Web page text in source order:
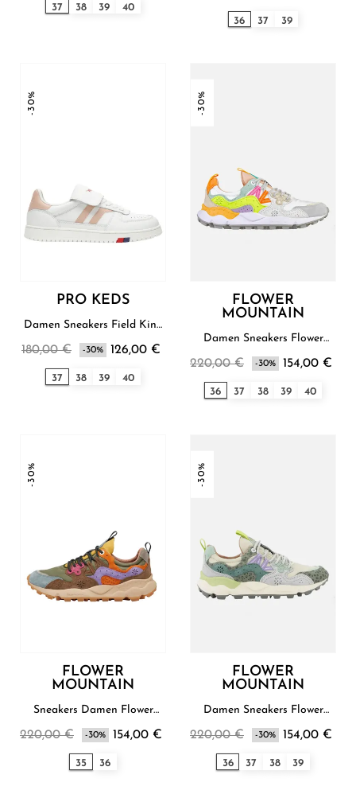
37 38 39 40
36 37 39
-30%
PRO KEDS
Damen Sneakers Field King
180,00 € -30% 126,00 €
37 38 39 40
-30%
FLOWER
MOUNTAIN
Damen Sneakers Flower
220,00 € -30% 154,00 €
36 37 38 39 40
-30%
FLOWER
MOUNTAIN
Sneakers Damen Flower
220,00 € -30% 154,00 €
35 36
-30%
FLOWER
MOUNTAIN
Damen Sneakers Flower
220,00 € -30% 154,00 €
36 37 38 39